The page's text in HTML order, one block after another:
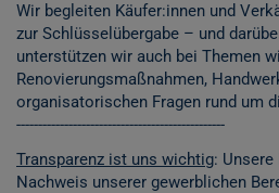
Wir begleiten Käufer:innen und
zur Schlüsselübergabe – und
unterstützen wir auch bei Themen
Renovierungsmaßnahmen,
organisatorischen Fragen rund um
------------------------------------------------
Transparenz ist uns wichtig:
Nachweis unserer gewerblichen